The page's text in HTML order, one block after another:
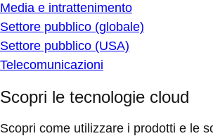
Media e intrattenimento
Settore pubblico (globale)
Settore pubblico (USA)
Telecomunicazioni
Scopri le tecnologie cloud
Scopri come utilizzare i prodotti e le